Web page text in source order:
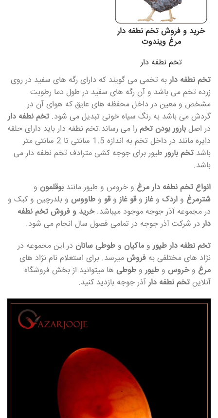
خرید و فروش تخم نطفه دار
مرغ ویندوت
تخم نطفه دار
تخم نطفه داربه تخمی می گویند که دارای رگه های سفید در روی
زرده تخم می باشد و آن رگه های سفید در طول دما رطوبت
مشخص و معین در داخل محفظه های عایق که هوای آن در
گردش می باشد به رنگ سیاه خونی تبدیل می شود. تخم نطفه دار
در اصل بارور بودن تخم را می رساند.تخم نطفه دار باید دارای حلقه
دایره مانند در داخل تخم به اندازه 1.5 سانتی تا 2 سانتی متر
باشد تخم بارورطیور برای جوجه کشی مترادف تخم نطفه دار می
باشد.
انواع تخم نطفه دار مرغ و خروس و طیور مانند بوقلمون و
شترمرغ و اردک و غازوقو غازوقو و طاووس و بلدرچین و کبک و
در مجموعه آذر جوجه موجود میباشد.خرید و فروش تخم نطفه
داردر شرکت آذر جوجه در تمامی فصول سال انجام می شود.
تخم نطفه دار طیورو ماکیان و طوطی سانان در این مجموعه در
نژاد های مختلفی به فروش میرسد. برای استعلام نام نژاد های
مرغ وخروس و طیورو طوطی ها میتوانید از بخش فروشگاه
آنلاین تخم نطفه دارآذر جوجه بازدید کنید.